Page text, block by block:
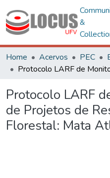
&
Home Acervos PEC
Protocolo LARF
de Projetos de
Florestal: Mata